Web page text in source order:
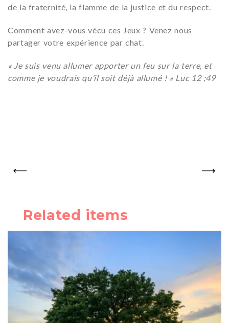
de la fraternité, la flamme de la justice et du respect.
Comment avez-vous vécu ces Jeux ? Venez nous
partager votre expérience par chat.
« Je suis venu allumer apporter un feu sur la terre, et
comme je voudrais qu’il soit déjà allumé ! » Luc 12 ;49
PREV NEXT
Related items